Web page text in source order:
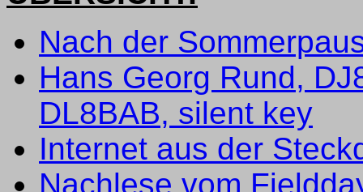
Nach der
Hans Georg Rund,
DL8BAB, silent key
Internet aus der
Nachlese vom